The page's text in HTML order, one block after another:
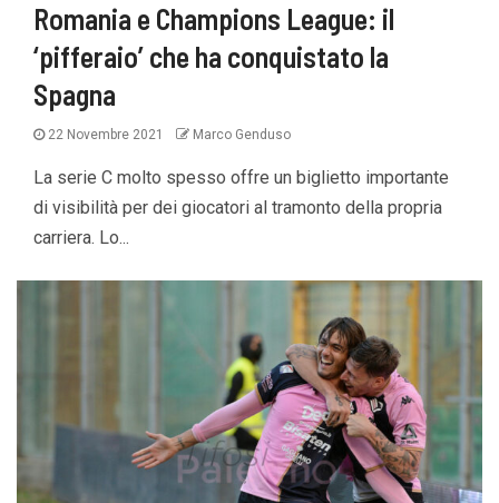
Romania e Champions League: il
‘pifferaio’ che ha conquistato la
Spagna
22 Novembre 2021 Marco Genduso
La serie C molto spesso offre un biglietto importante
di visibilità per dei giocatori al tramonto della propria
carriera. Lo...